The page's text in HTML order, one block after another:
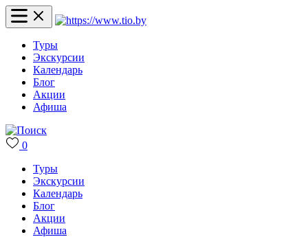
Туры
Экскурсии
Календарь
Блог
Акции
Афиша
0
Туры
Экскурсии
Календарь
Блог
Акции
Афиша